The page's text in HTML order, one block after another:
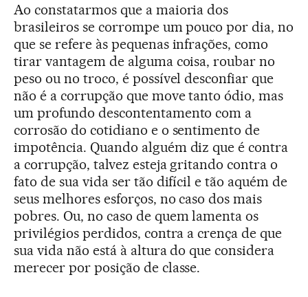
Ao constatarmos que a maioria dos
brasileiros se corrompe um pouco por dia, no
que se refere às pequenas infrações, como
tirar vantagem de alguma coisa, roubar no
peso ou no troco, é possível desconfiar que
não é a corrupção que move tanto ódio, mas
um profundo descontentamento com a
corrosão do cotidiano e o sentimento de
impotência. Quando alguém diz que é contra
a corrupção, talvez esteja gritando contra o
fato de sua vida ser tão difícil e tão aquém de
seus melhores esforços, no caso dos mais
pobres. Ou, no caso de quem lamenta os
privilégios perdidos, contra a crença de que
sua vida não está à altura do que considera
merecer por posição de classe.